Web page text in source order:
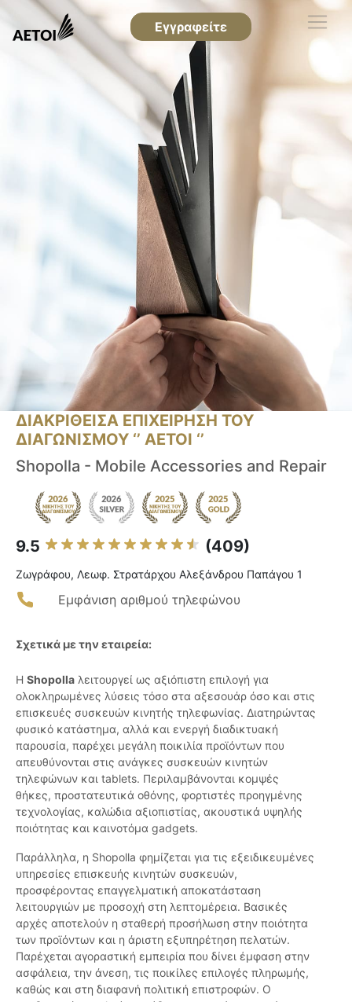
Εγγραφείτε
ΔΙΑΚΡΙΘΕΙΣΑ ΕΠΙΧΕΙΡΗΣΗ ΤΟΥ
ΔΙΑΓΩΝΙΣΜΟΥ ‘’ ΑΕΤΟΙ ‘’
Shopolla - Mobile Accessories and Repair
9.5 (409)
Ζωγράφου, Λεωφ. Στρατάρχου Αλεξάνδρου Παπάγου 1
Εμφάνιση αριθμού τηλεφώνου
Σχετικά με την εταιρεία:
Η Shopolla λειτουργεί ως αξιόπιστη επιλογή για
ολοκληρωμένες λύσεις τόσο στα αξεσουάρ όσο και στις
επισκευές συσκευών κινητής τηλεφωνίας. Διατηρώντας
φυσικό κατάστημα, αλλά και ενεργή διαδικτυακή
παρουσία, παρέχει μεγάλη ποικιλία προϊόντων που
απευθύνονται στις ανάγκες συσκευών κινητών
τηλεφώνων και tablets. Περιλαμβάνονται κομψές
θήκες, προστατευτικά οθόνης, φορτιστές προηγμένης
τεχνολογίας, καλώδια αξιοπιστίας, ακουστικά υψηλής
ποιότητας και καινοτόμα gadgets.
Παράλληλα, η Shopolla φημίζεται για τις εξειδικευμένες
υπηρεσίες επισκευής κινητών συσκευών,
προσφέροντας επαγγελματική αποκατάσταση
λειτουργιών με προσοχή στη λεπτομέρεια. Βασικές
αρχές αποτελούν η σταθερή προσήλωση στην ποιότητα
των προϊόντων και η άριστη εξυπηρέτηση πελατών.
Παρέχεται αγοραστική εμπειρία που δίνει έμφαση στην
ασφάλεια, την άνεση, τις ποικίλες επιλογές πληρωμής,
καθώς και στη διαφανή πολιτική επιστροφών. Ο